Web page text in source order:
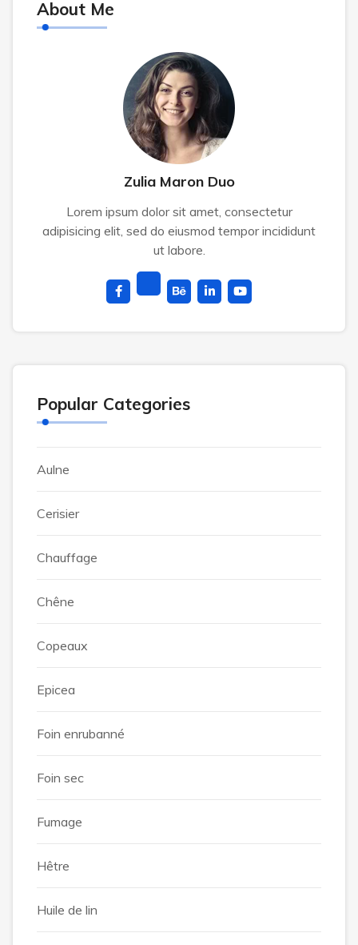
About Me
Zulia Maron Duo
Lorem ipsum dolor sit amet, consectetur
adipisicing elit, sed do eiusmod tempor incididunt
ut labore.
Popular Categories
Aulne
Cerisier
Chauffage
Chêne
Copeaux
Epicea
Foin enrubanné
Foin sec
Fumage
Hêtre
Huile de lin